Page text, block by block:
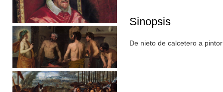
Sinopsis
De nieto de calcetero a